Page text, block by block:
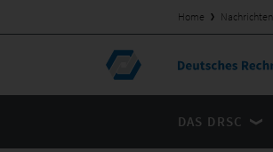
Home Nachrichten
DAS DRSC